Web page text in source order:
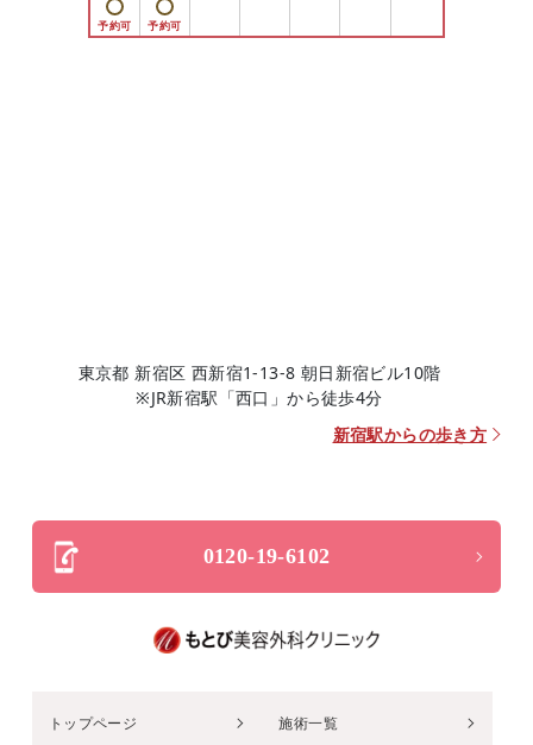
東京都 新宿区 西新宿1-13-8 朝日新宿ビル10階
※JR新宿駅「西口」から徒歩4分
新宿駅からの歩き方
0120-19-6102
トップページ 施術一覧